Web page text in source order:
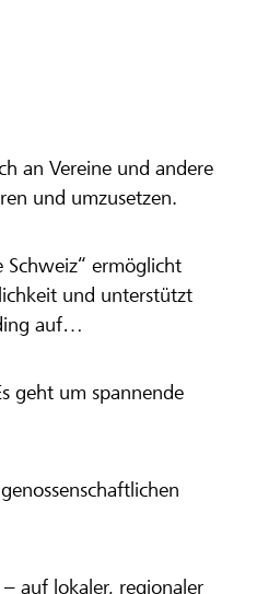
an Vereine und andere
und umzusetzen.
Schweiz“ ermöglicht
und unterstützt
auf
geht um spannende
auf lokaler, regionaler